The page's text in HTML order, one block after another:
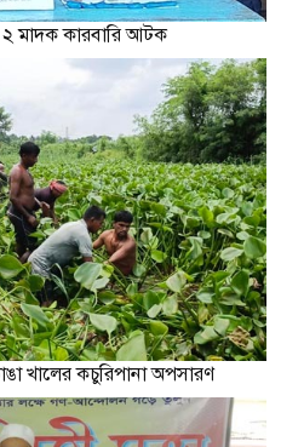
মাদক কারবারি আটক
খালের কচুরিপানা অপসারণ